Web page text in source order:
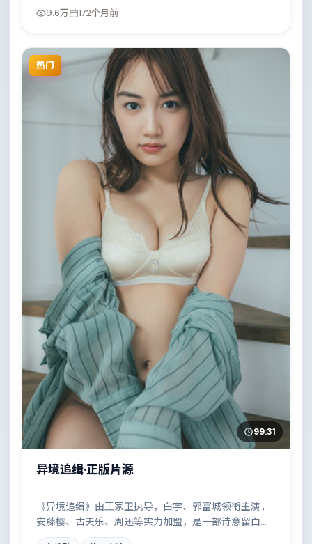
辛。影片在视听语言与叙事节奏上均有突破，适合喜欢
9.6万 172个月前
热门
99:31
异境追缉·正版片源
《异境追缉》由王家卫执导，白宇、郭富城领衔主演，
安藤樱、古天乐、周迅等实力加盟，是一部诗意留白的
惊悚作品。故事主要发生在意大利，科技伦理与情感羁